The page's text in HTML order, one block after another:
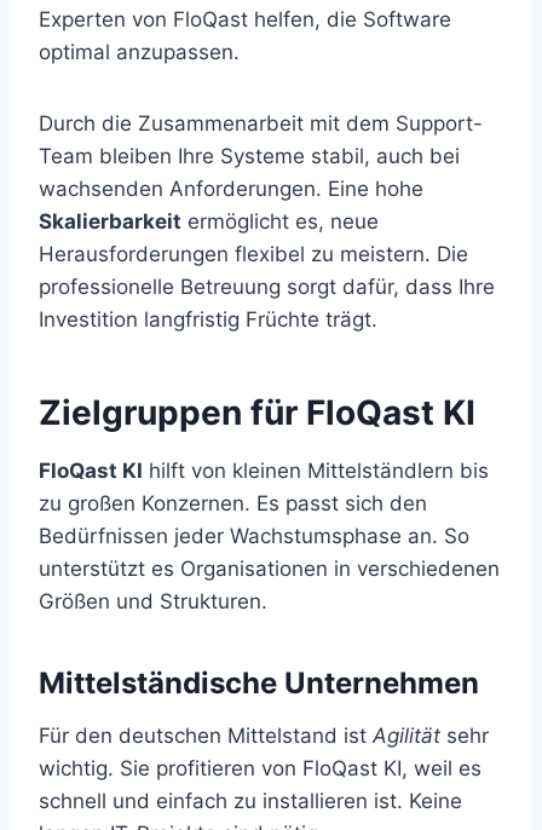
Experten von FloQast helfen, die Software
optimal anzupassen.
Durch die Zusammenarbeit mit dem Support-
Team bleiben Ihre Systeme stabil, auch bei
wachsenden Anforderungen. Eine hohe
Skalierbarkeit ermöglicht es, neue
Herausforderungen flexibel zu meistern. Die
professionelle Betreuung sorgt dafür, dass Ihre
Investition langfristig Früchte trägt.
Zielgruppen für FloQast KI
FloQast KI hilft von kleinen Mittelständlern bis
zu großen Konzernen. Es passt sich den
Bedürfnissen jeder Wachstumsphase an. So
unterstützt es Organisationen in verschiedenen
Größen und Strukturen.
Mittelständische Unternehmen
Für den deutschen Mittelstand ist Agilität sehr
wichtig. Sie profitieren von FloQast KI, weil es
schnell und einfach zu installieren ist. Keine